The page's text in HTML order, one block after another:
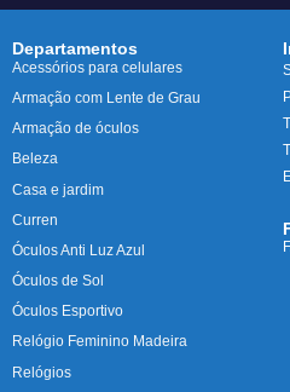
Departamentos
Acessórios para celulares
Armação com Lente de Grau
Armação de óculos
Beleza
Casa e jardim
Curren
Óculos Anti Luz Azul
Óculos de Sol
Óculos Esportivo
Relógio Feminino Madeira
Relógios